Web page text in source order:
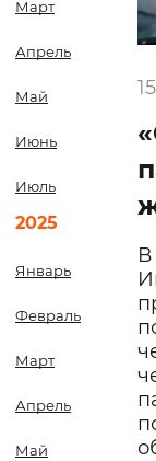
Март
Апрель
Май
Июнь
Июль
2025
Январь
Февраль
Март
Апрель
Май
В